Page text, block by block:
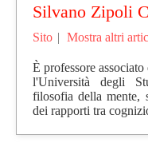
Silvano Zipoli
Sito | Mostra altri
È professore
l'Università degli
filosofia della mente,
dei rapporti tra